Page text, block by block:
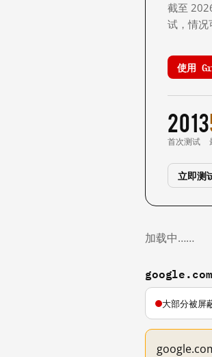
截至
试，情况
使用
2013
首次测试
立即测
加载中……
google.com
大部分被屏